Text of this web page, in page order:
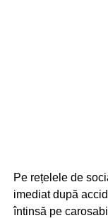
Pe rețelele de
imediat după
întinsă pe